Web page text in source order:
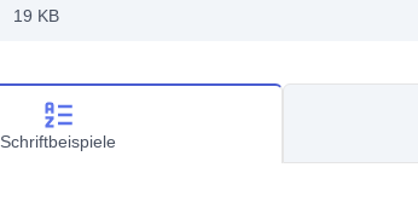
19 KB
Schriftbeispiele